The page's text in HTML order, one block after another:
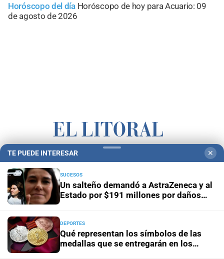
Horóscopo del día Horóscopo de hoy para Acuario: 09
de agosto de 2026
Campolitoral Revista Nosotros Clasificados CYD Litoral
Podcasts Mirador Provincial
Notife Educacion SF
TE PUEDE INTERESAR ✕
SUCESOS
Un salteño demandó a AstraZeneca y al
Estado por $191 millones por daños
DEPORTES
Qué representan los símbolos de las
medallas que se entregarán en los